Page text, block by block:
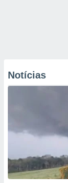
Notícias